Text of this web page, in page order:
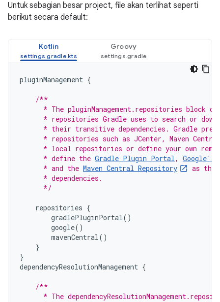
Untuk sebagian besar project, file akan terlihat seperti
berikut secara default:
Kotlin Groovy
pluginManagement {
/**
* The pluginManagement.repositories block
* repositories Gradle uses to search or
* their transitive dependencies. Gradle
* repositories such as JCenter, Maven
* local repositories or define your own
      * define the
Gradle Plugin Portal, Google's
      * and the
Maven Central Repository
as the
      * dependencies.
      */
repositories {
gradlePluginPortal()
google()
mavenCentral()
}
}
dependencyResolutionManagement {
/**
* The